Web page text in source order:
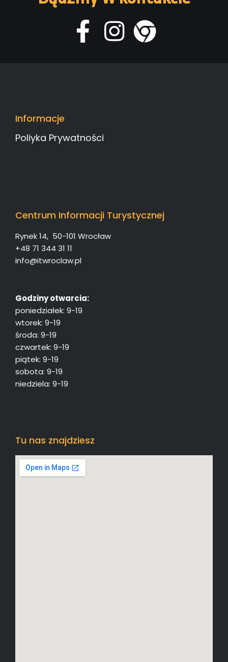
Informacje
Poliyka Prywatności
Centrum Informacji Turystycznej
Rynek 14, 50-101 Wrocław
+48 71 344 31 11
info@itwroclaw.pl
Godziny otwarcia:
poniedziałek: 9-19
wtorek: 9-19
środa: 9-19
czwartek: 9-19
piątek: 9-19
sobota: 9-19
niedziela: 9-19
Tu nas znajdziesz